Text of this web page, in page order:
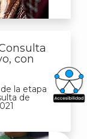
con
la etapa
de